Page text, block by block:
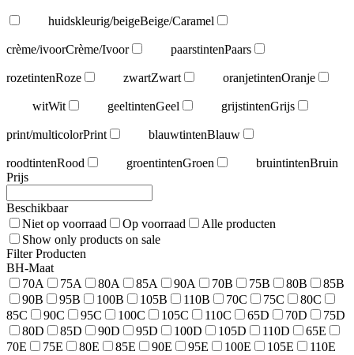
huidskleurig/beigeBeige/Caramel
crème/ivoorCrème/Ivoor paarstintenPaars
rozetintenRoze zwartZwart oranjetintenOranje
witWit geeltintenGeel grijstintenGrijs
print/multicolorPrint blauwtintenBlauw
roodtintenRood groentintenGroen bruintintenBruin
Prijs
Beschikbaar
Niet op voorraad
Op voorraad
Alle producten
Show only products on sale
Filter Producten
BH-Maat
70A
75A 80A 85A 90A 70B 75B 80B
85B
90B
95B 100B 105B 110B 70C 75C
80C
85C
90C 95C 100C 105C 110C 65D 70D
75D
80D
85D 90D 95D 100D 105D 110D
65E
70E
75E 80E 85E 90E 95E 100E 105E
110E